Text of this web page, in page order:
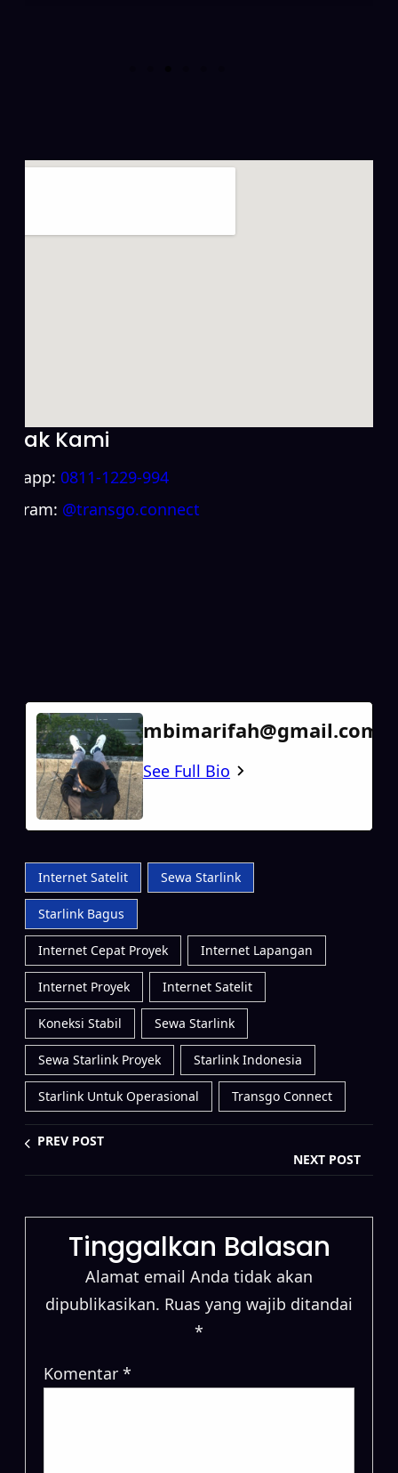
Kami
0811-1229-994
@transgo.connect
mbimarifah@gmail.com
See Full Bio
Internet Satelit Sewa Starlink
Starlink Bagus
Internet Cepat Proyek Internet Lapangan
Internet Proyek Internet Satelit
Koneksi Stabil Sewa Starlink
Sewa Starlink Proyek Starlink Indonesia
Starlink Untuk Operasional Transgo Connect
PREV POST
NEXT POST
Tinggalkan Balasan
Alamat email Anda tidak akan
dipublikasikan. Ruas yang wajib ditandai
*
Komentar *